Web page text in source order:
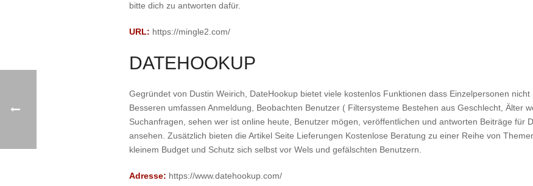
bitte dich zu antworten dafür.
URL: https://mingle2.com/
DATEHOOKUP
Gegründet von Dustin Weirich, DateHookup bietet viele kostenlos Funktionen dass Einzelpersonen
Besseren umfassen Anmeldung, Beobachten Benutzer ( Filtersysteme Bestehen aus Geschlecht, Älter
Suchanfragen, sehen wer ist online heute, Benutzer mögen, veröffentlichen und antworten Beiträge für
ansehen. Zusätzlich bieten die Artikel Seite Lieferungen Kostenlose Beratung zu einer Reihe von
kleinem Budget und Schutz sich selbst vor Wels und gefälschten Benutzern.
Adresse: https://www.datehookup.com/